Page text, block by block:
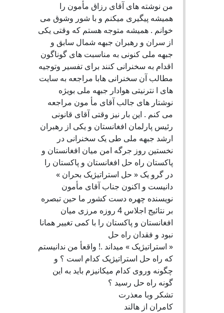
من نوشته های آقای رزاق مأمون را
همیشه پیگیری میکنم و با شور وشوق می
خوانم . همیشه متوجه هستم که وقتی یکی
از سران و رهبران جبهه شمال سابق و
جبهه ملی کنونی به مناسبت های گوناگون
اقدام به سخنرانی کنند برای تفسیر وتوجیه
مطالب آن سخنرانی هابا مراجعه به سایت
های ا نترنیتی هوادار جبهه ملی بویژه
نوشتار های جالب آقای مأ مون مراجعه
می کنم . این بار نیز وقتی آقای قانونی
رئیس پارلمان افغانستان و یکی از رهبران
ارشد جبهه ملی طی یک سخنرانی در
نخستین روز جرگه امن میان افغانستان و
پاکستان راه حل افغانستان و پاکستان را
در گرو یک « حل استراتیژیک بحران »
دانیست و اکنون جناب آقای مأمون
نویسنده چهره دست کشور ما حین تبصره
بر نتائیج اجلاس 4 روزه مرزی میان
افغانستان و پاکستان را با کمی تغییر همانا
نبود و فقدان راه حل
« استراتیژیک » میداند .! واقعأ من ندانیستم
که راه حل استراتیژیک کدام است ؟ و
چگونه وروی کدام میکانیزم باید به این
گونه راه حل رسید ؟
تشکر وبا معذرت
کامران از هالند